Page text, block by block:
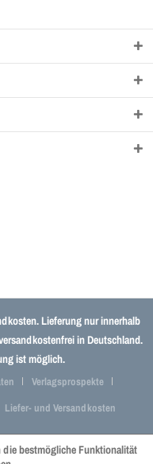
. Lieferung nur innerhalb
in Deutschland.
ist möglich.
Verlagsprospekte
Liefer- und Versandkosten
die bestmögliche Funktionalität